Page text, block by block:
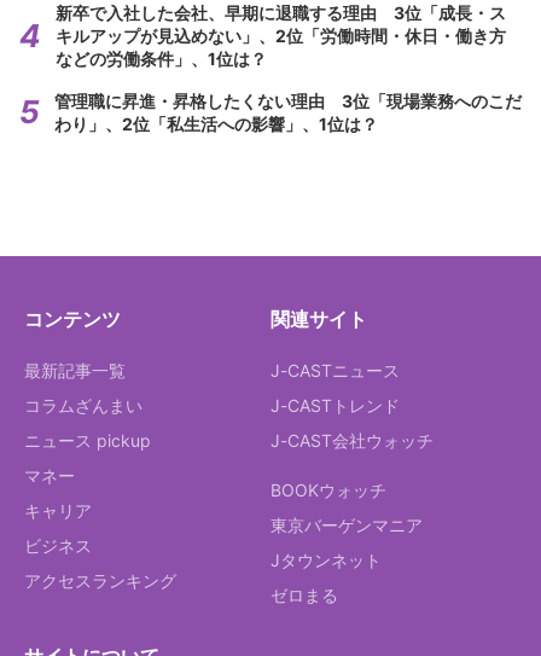
新卒で入社した会社、早期に退職する理由 3位「成長・ス
キルアップが見込めない」、2位「労働時間・休日・働き方
などの労働条件」、1位は？
管理職に昇進・昇格したくない理由 3位「現場業務へのこだ
わり」、2位「私生活への影響」、1位は？
コンテンツ
最新記事一覧
コラムざんまい
ニュース pickup
マネー
キャリア
ビジネス
アクセスランキング
関連サイト
J-CASTニュース
J-CASTトレンド
J-CAST会社ウォッチ
BOOKウォッチ
東京バーゲンマニア
Jタウンネット
ゼロまる